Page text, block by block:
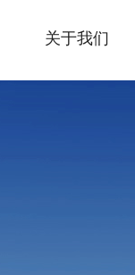
关于我们